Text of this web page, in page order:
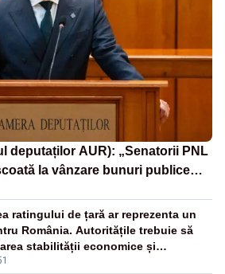
deputaților AUR): „Senatorii PNL
la vânzare bunuri publice
pentru vaccinurile Pfizer!”
ratingului de țară ar reprezenta un
România. Autoritățile trebuie să
stabilității economice și